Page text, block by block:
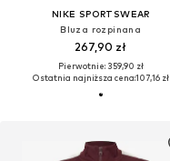
NIKE SPORTSWEAR
Bluza rozpinana
267,90 zł
Pierwotnie: 359,90 zł
Ostatnia najniższa cena:107,16 zł